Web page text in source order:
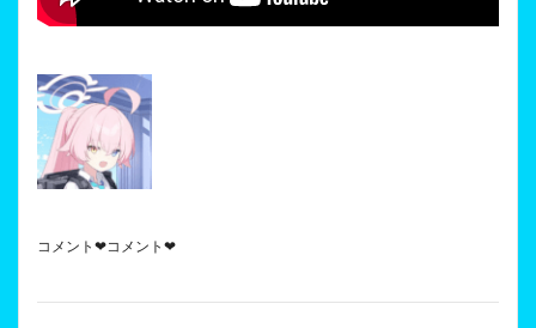
コメント❤コメント❤